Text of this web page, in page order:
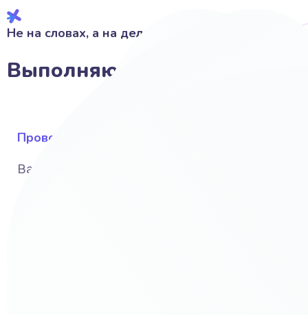
Не на словах, а на деле!
Выполняю своими руками:
Провожу исследование
Вашего бизнеса, рынка и конкурентов